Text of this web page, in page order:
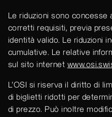
Le riduzioni sono concesse
corretti requisiti, previa
identità valido. Le riduzioni
cumulative. Le relative
sul sito internet
L’OSI si riserva il diritto di
di biglietti ridotti per
di prezzo. Può inoltre